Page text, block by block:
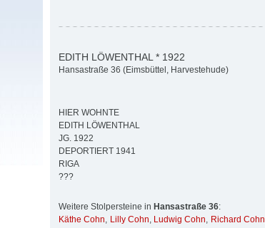
EDITH LÖWENTHAL * 1922
Hansastraße 36 (Eimsbüttel, Harvestehude)
HIER WOHNTE
EDITH LÖWENTHAL
JG. 1922
DEPORTIERT 1941
RIGA
???
Weitere Stolpersteine in Hansastraße 36:
Käthe Cohn, Lilly Cohn, Ludwig Cohn, Richard Cohn